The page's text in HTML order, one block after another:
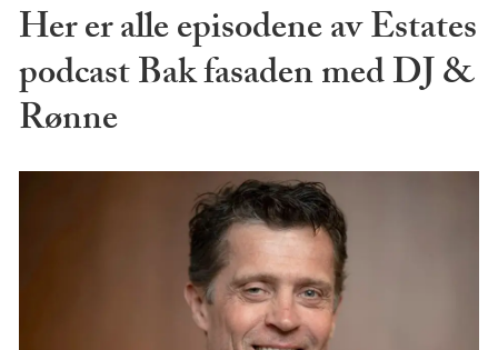
Her er alle episodene av Estates
podcast Bak fasaden med DJ &
Rønne